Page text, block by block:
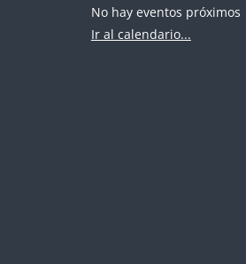
No hay eventos próximos
Ir al calendario...